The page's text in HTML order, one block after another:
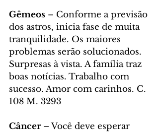
Gêmeos – Conforme a previsão
dos astros, inicia fase de muita
tranquilidade. Os maiores
problemas serão solucionados.
Surpresas à vista. A família traz
boas notícias. Trabalho com
sucesso. Amor com carinhos. C.
108 M. 3293
Câncer – Você deve esperar